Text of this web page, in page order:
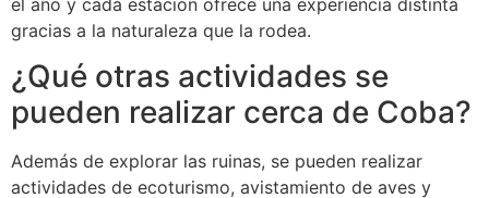
gracias a la naturaleza que la rodea.
¿Qué otras actividades se
pueden realizar cerca de Coba?
Además de explorar las ruinas, se pueden realizar
actividades de ecoturismo, avistamiento de aves y